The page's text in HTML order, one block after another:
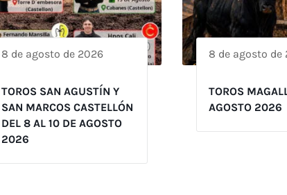
8 de agosto de 2026
TOROS SAN AGUSTÍN Y
SAN MARCOS CASTELLÓN
DEL 8 AL 10 DE AGOSTO
2026
8 de agosto de
TOROS
AGOSTO 2026